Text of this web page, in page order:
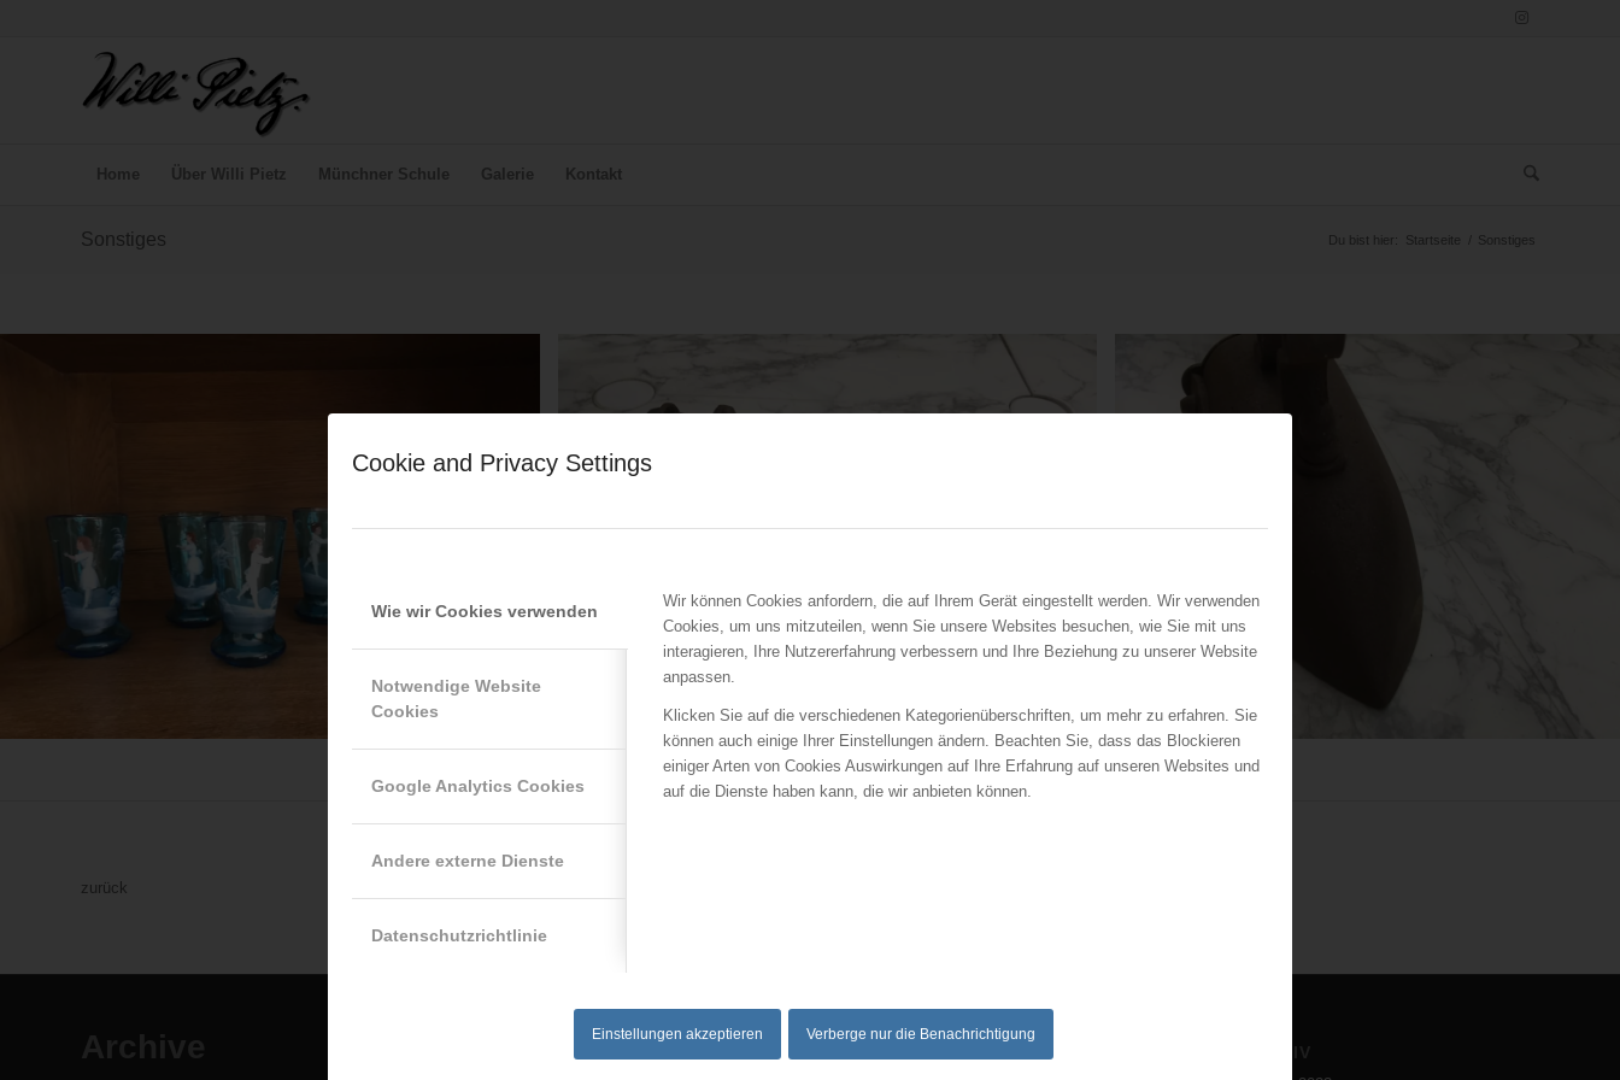
Cookie and Privacy Settings
Wie wir Cookies verwenden
Notwendige Website
Cookies
Google Analytics Cookies
Andere externe Dienste
Datenschutzrichtlinie
Wir können Cookies anfordern, die auf Ihrem Gerät eingestellt werden. Wir verwenden
Cookies, um uns mitzuteilen, wenn Sie unsere Websites besuchen, wie Sie mit uns
interagieren, Ihre Nutzererfahrung verbessern und Ihre Beziehung zu unserer Website
anpassen.
Klicken Sie auf die verschiedenen Kategorienüberschriften, um mehr zu erfahren. Sie
können auch einige Ihrer Einstellungen ändern. Beachten Sie, dass das Blockieren
einiger Arten von Cookies Auswirkungen auf Ihre Erfahrung auf unseren Websites und
auf die Dienste haben kann, die wir anbieten können.
Einstellungen akzeptieren Verberge nur die Benachrichtigung
Home Über Willi Pietz Münchner Schule Galerie Kontakt
Sonstiges Du bist hier: Startseite / Sonstiges
zurück